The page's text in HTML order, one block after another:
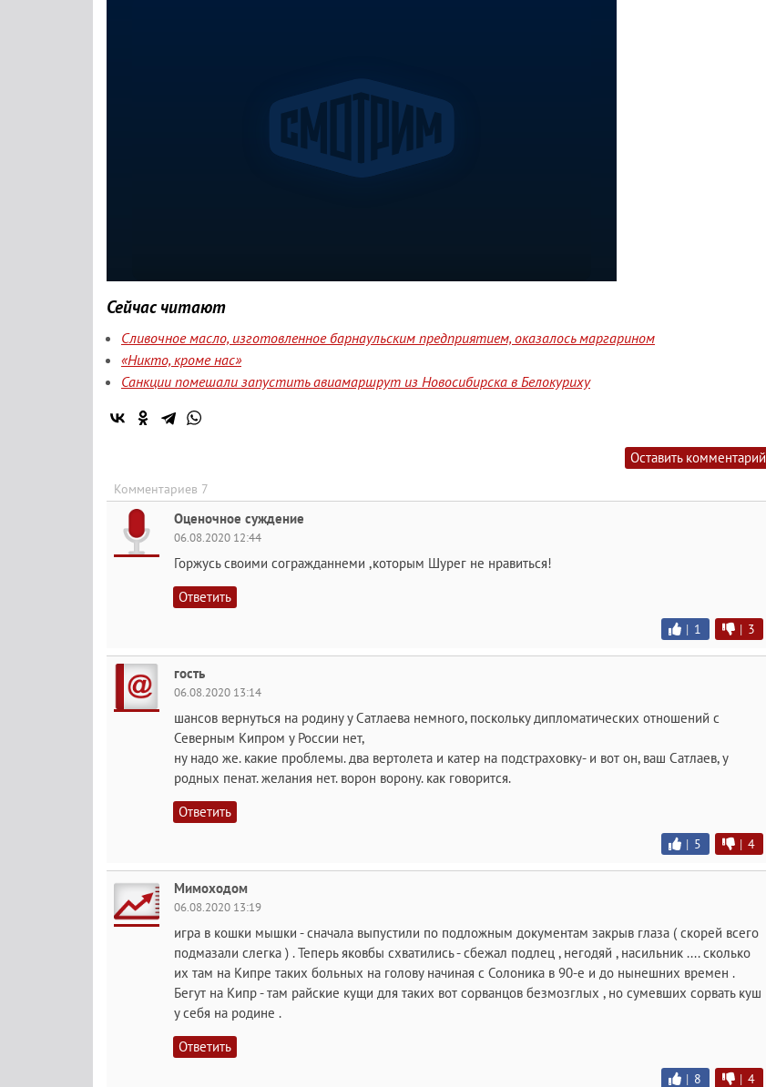
Сейчас читают
Сливочное масло, изготовленное барнаульским предприятием, оказалось маргарином
«Никто, кроме нас»
Санкции помешали запустить авиамаршрут из Новосибирска в Белокуриху
Оставить комментарий
Комментариев 7
Оценочное суждение
06.08.2020 12:44
Горжусь своими согражданнеми ,которым Шурег не нравиться!
Ответить
| 1 | 3
гость
06.08.2020 13:14
шансов вернуться на родину у Сатлаева немного, поскольку дипломатических отношений с
Северным Кипром у России нет,
ну надо же. какие проблемы. два вертолета и катер на подстраховку- и вот он, ваш Сатлаев, у
родных пенат. желания нет. ворон ворону. как говорится.
Ответить
| 5 | 4
Мимоходом
06.08.2020 13:19
игра в кошки мышки - сначала выпустили по подложным документам закрыв глаза ( скорей всего
подмазали слегка ) . Теперь яковбы схватились - сбежал подлец , негодяй , насильник .... сколько
их там на Кипре таких больных на голову начиная с Солоника в 90-е и до нынешних времен .
Бегут на Кипр - там райские кущи для таких вот сорванцов безмозглых , но сумевших сорвать куш
у себя на родине .
Ответить
| 8 | 4